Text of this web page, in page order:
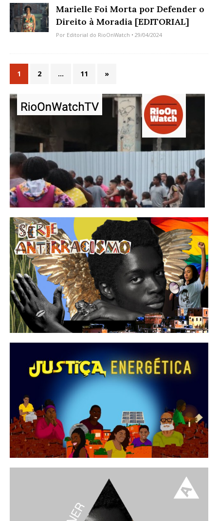
Marielle Foi Morta por Defender o
Direito à Moradia [EDITORIAL]
Por Editorial do RioOnWatch • 29/04/2024
1 2 … 11 »